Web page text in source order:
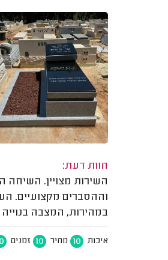
חוות דעת:
השירות מצויין. השיחה
וההסברים מקצועיים.
במהירות, המצבה
איכות 10 מחיר 10 זמנים